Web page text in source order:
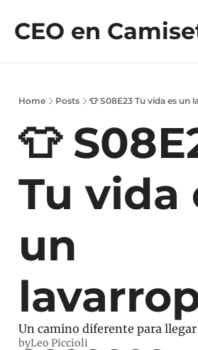
CEO en Medí tus 3D
Home Posts 👕 S08E23 Tu vida es un
👕
Tu vida
un
Un camino diferente para
byLeo Piccioli